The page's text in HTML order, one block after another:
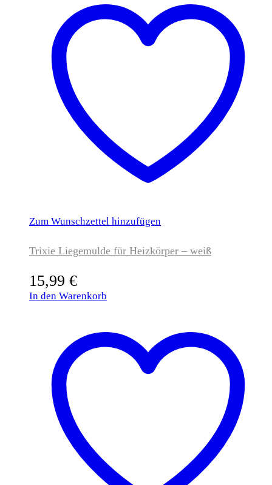
Zum Wunschzettel hinzufügen
Trixie Liegemulde für Heizkörper – weiß
15,99 €
In den Warenkorb